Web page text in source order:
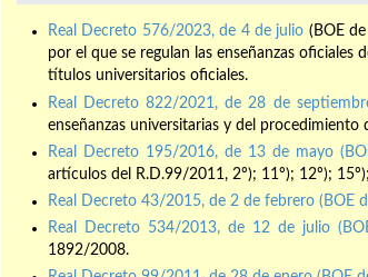
Real Decreto 576/2023, de 4 de julio (BOE
por el que se regulan las enseñanzas
títulos universitarios oficiales.
Real Decreto 822/2021, de 28 de
enseñanzas universitarias y del procedimiento
Real Decreto 195/2016, de 13 de mayo
artículos del R.D.99/2011, 2º); 11º); 12º);
Real Decreto 43/2015, de 2 de febrero (BOE
Real Decreto 534/2013, de 12 de julio
1892/2008.